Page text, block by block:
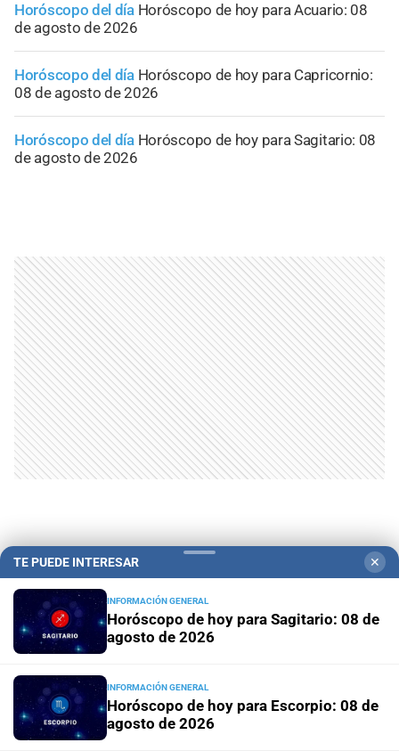
Horóscopo del día Horóscopo de hoy para Acuario: 08
de agosto de 2026
Horóscopo del día Horóscopo de hoy para Capricornio:
08 de agosto de 2026
Horóscopo del día Horóscopo de hoy para Sagitario: 08
de agosto de 2026
Campolitoral
Podcasts
Mirador Provincial VivíMejor SF
Notife Educacion SF
TE PUEDE INTERESAR ✕
INFORMACIÓN GENERAL
Horóscopo de hoy para Sagitario: 08 de
agosto de 2026
INFORMACIÓN GENERAL
Horóscopo de hoy para Escorpio: 08 de
agosto de 2026